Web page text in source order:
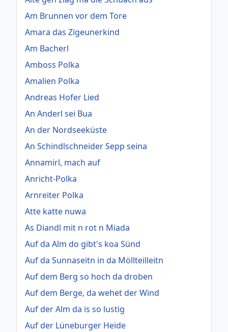
Am Brunnen vor dem Tore
Amara das Zigeunerkind
Am Bacherl
Amboss Polka
Amalien Polka
Andreas Hofer Lied
An Anderl sei Bua
An der Nordseeküste
An Schindlschneider Sepp seina
Annamirl, mach auf
Anricht-Polka
Arnreiter Polka
Atte katte nuwa
As Diandl mit n rot n Miada
Auf da Alm do gibt's koa Sünd
Auf da Sunnaseitn in da Möllteilleitn
Auf dem Berg so hoch da droben
Auf dem Berge, da wehet der Wind
Auf der Alm da is so lustig
Auf der Lüneburger Heide